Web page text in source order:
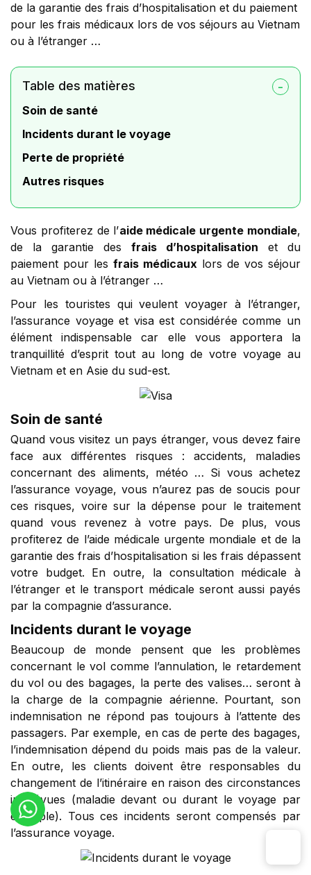
de la garantie des frais d’hospitalisation et du paiement
pour les frais médicaux lors de vos séjours au Vietnam
ou à l’étranger …
Table des matières
Soin de santé
Incidents durant le voyage
Perte de propriété
Autres risques
Vous profiterez de l’aide médicale urgente mondiale,
de la garantie des frais d’hospitalisation et du
paiement pour les frais médicaux lors de vos séjour
au Vietnam ou à l’étranger …
Pour les touristes qui veulent voyager à l’étranger,
l’assurance voyage et visa est considérée comme un
élément indispensable car elle vous apportera la
tranquillité d’esprit tout au long de votre voyage au
Vietnam et en Asie du sud-est.
Soin de santé
Quand vous visitez un pays étranger, vous devez faire
face aux différentes risques : accidents, maladies
concernant des aliments, météo … Si vous achetez
l’assurance voyage, vous n’aurez pas de soucis pour
ces risques, voire sur la dépense pour le traitement
quand vous revenez à votre pays. De plus, vous
profiterez de l’aide médicale urgente mondiale et de la
garantie des frais d’hospitalisation si les frais dépassent
votre budget. En outre, la consultation médicale à
l’étranger et le transport médicale seront aussi payés
par la compagnie d’assurance.
Incidents durant le voyage
Beaucoup de monde pensent que les problèmes
concernant le vol comme l’annulation, le retardement
du vol ou des bagages, la perte des valises… seront à
la charge de la compagnie aérienne. Pourtant, son
indemnisation ne répond pas toujours à l’attente des
passagers. Par exemple, en cas de perte des bagages,
l’indemnisation dépend du poids mais pas de la valeur.
En outre, les clients doivent être responsables du
changement de l’itinéraire en raison des circonstances
imprévues (maladie devant ou durant le voyage par
exemple). Tous ces incidents seront compensés par
l’assurance voyage.